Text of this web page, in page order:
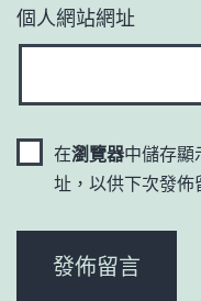
個人網站網址
在瀏覽器中儲存顯
址，以供下次發佈